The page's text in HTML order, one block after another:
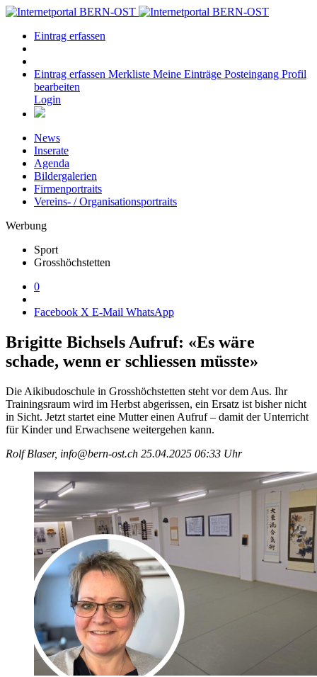
Eintrag erfassen
Eintrag erfassen Merkliste Meine Einträge Posteingang Profil
bearbeiten
Login
News
Inserate
Agenda
Bildergalerien
Firmenportraits
Vereins- / Organisationsportraits
Werbung
Sport
Grosshöchstetten
0
Facebook X E-Mail WhatsApp
Brigitte Bichsels Aufruf: «Es wäre
schade, wenn er schliessen müsste»
Die Aikibudoschule in Grosshöchstetten steht vor dem Aus. Ihr
Trainingsraum wird im Herbst abgerissen, ein Ersatz ist bisher nicht
in Sicht. Jetzt startet eine Mutter einen Aufruf – damit der Unterricht
für Kinder und Erwachsene weitergehen kann.
Rolf Blaser, info@bern-ost.ch 25.04.2025 06:33 Uhr